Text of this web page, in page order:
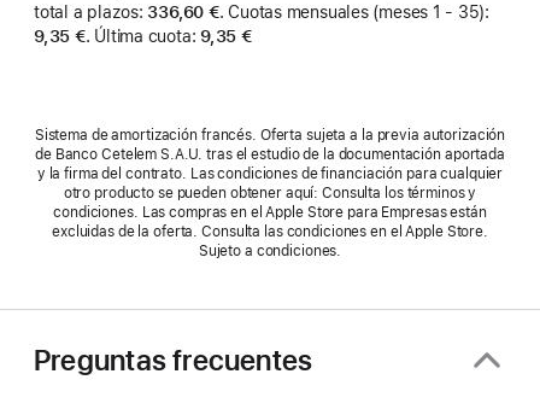
total a plazos: 336,60 €.Cuotas mensuales (meses 1 - 35):
9,35 €. Última cuota: 9,35 €
Sistema de amortización francés. Oferta sujeta a la previa autorización
de Banco Cetelem S.A.U. tras el estudio de la documentación aportada
y la firma del contrato. Las condiciones de financiación para cualquier
otro producto se pueden obtener aquí: Consulta los términos y
condiciones. Las compras en el Apple Store para Empresas están
excluidas de la oferta. Consulta las condiciones en el Apple Store.
Sujeto a condiciones.
Preguntas frecuentes